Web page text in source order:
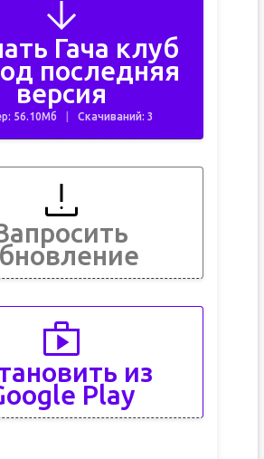
Гача клуб
последняя
версия
56.10Мб Скачиваний: 3
из
Play